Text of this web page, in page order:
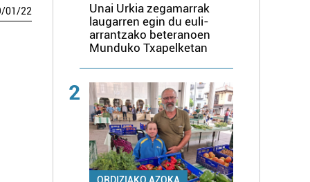
/01/22
Unai Urkia zegamarrak
laugarren egin du euli-
arrantzako beteranoen
Munduko Txapelketan
2